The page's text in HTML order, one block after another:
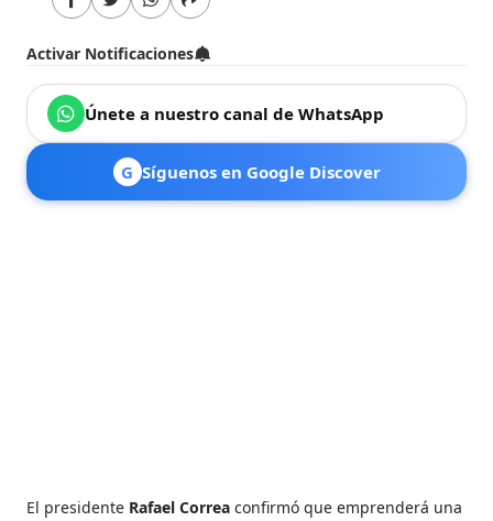
Activar Notificaciones
Únete a nuestro canal de WhatsApp
G Síguenos en Google Discover
El presidente Rafael Correaconfirmó que emprenderá una